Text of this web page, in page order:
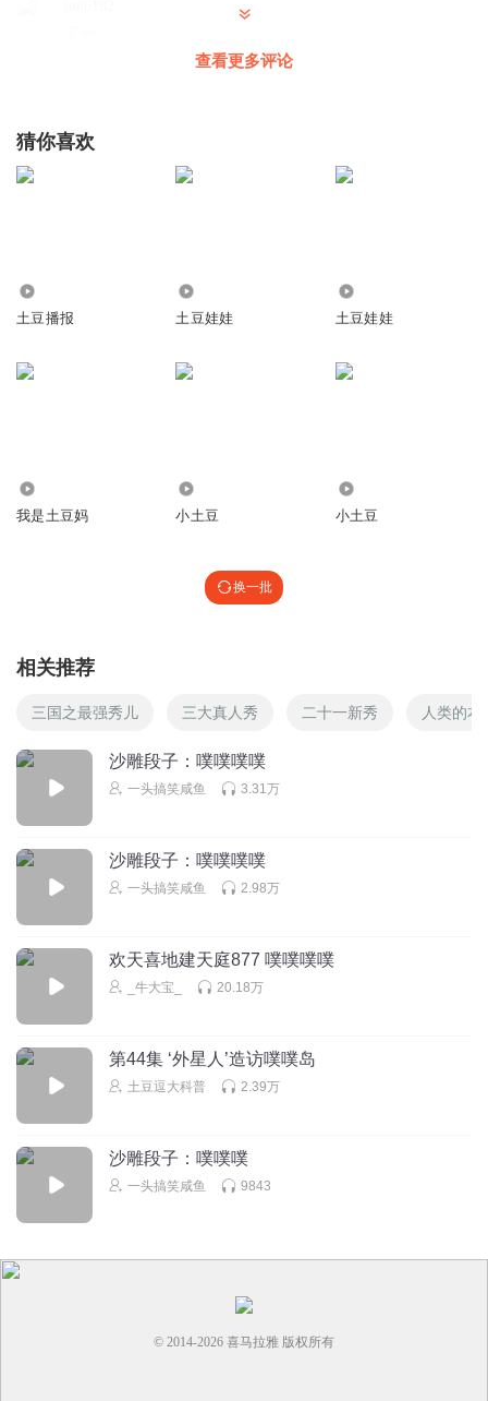
哈哈哈哈哈第零
查看更多评论
猜你喜欢
土豆播报 土豆娃娃 土豆娃娃
我是土豆妈 小土豆 小土豆
换一批
相关推荐
三国之最强秀儿 三大真人秀 二十一新秀 人类的
沙雕段子：噗噗噗噗
一头搞笑咸鱼 3.31万
沙雕段子：噗噗噗噗
一头搞笑咸鱼 2.98万
欢天喜地建天庭877 噗噗噗噗
_牛大宝_ 20.18万
第44集 ‘外星人’造访噗噗岛
土豆逗大科普 2.39万
沙雕段子：噗噗噗
一头搞笑咸鱼 9843
© 2014-2026 喜马拉雅 版权所有